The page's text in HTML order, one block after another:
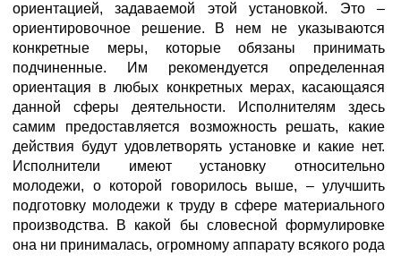
ориентацией, задаваемой этой установкой. Это –
ориентировочное решение. В нем не указываются
конкретные меры, которые обязаны принимать
подчиненные. Им рекомендуется определенная
ориентация в любых конкретных мерах, касающаяся
данной сферы деятельности. Исполнителям здесь
самим предоставляется возможность решать, какие
действия будут удовлетворять установке и какие нет.
Исполнители имеют установку относительно
молодежи, о которой говорилось выше, – улучшить
подготовку молодежи к труду в сфере материального
производства. В какой бы словесной формулировке
она ни принималась, огромному аппарату всякого рода